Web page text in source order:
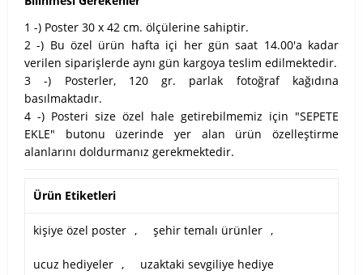
1 -) Poster 30 x 42 cm. ölçülerine sahiptir.
2 -) Bu özel ürün hafta içi her gün saat 14.00'a kadar
verilen siparişlerde aynı gün kargoya teslim edilmektedir.
3 -) Posterler, 120 gr. parlak fotoğraf kağıdına
basılmaktadır.
4 -) Posteri size özel hale getirebilmemiz için "SEPETE
EKLE" butonu üzerinde yer alan ürün özelleştirme
alanlarını doldurmanız gerekmektedir.
Ürün Etiketleri
kişiye özel poster , şehir temalı ürünler ,
ucuz hediyeler , uzaktaki sevgiliye hediye